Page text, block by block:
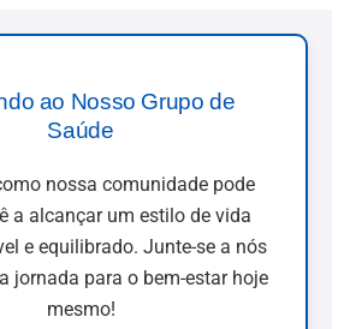
ao Nosso Grupo de
Saúde
nossa comunidade pode
a alcançar um estilo de vida
e equilibrado. Junte-se a nós
jornada para o bem-estar hoje
mesmo!